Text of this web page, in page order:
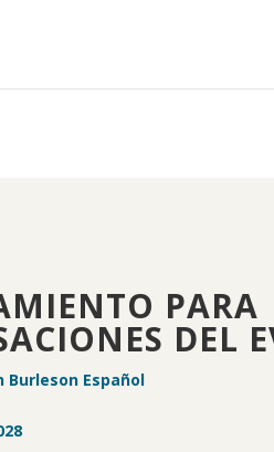
PARA
DEL
Burleson Español